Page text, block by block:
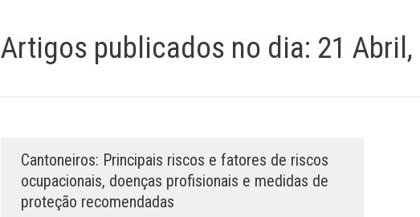
Artigos publicados no dia: 21
Cantoneiros: Principais riscos e fatores de riscos
ocupacionais, doenças profisionais e medidas de
proteção recomendadas